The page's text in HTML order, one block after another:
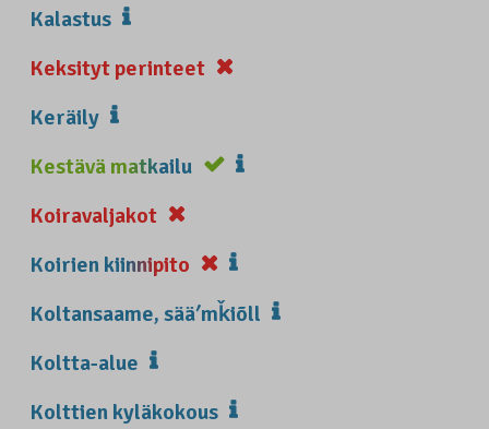
Kalastus
Keksityt perinteet
Keräily
Kestävä matkailu
Koiravaljakot
Koirien kiinnipito
Koltansaame, sääʹmǩiõll
Koltta-alue
Kolttien kyläkokous